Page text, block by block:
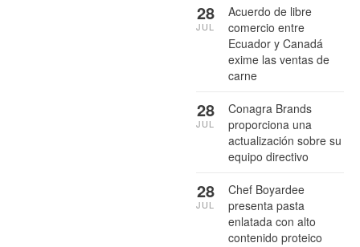
Acuerdo de libre
comercio entre
Ecuador y Canadá
exime las ventas de
carne
28
JUL
Conagra Brands
proporciona una
actualización sobre su
equipo directivo
28
JUL
Chef Boyardee
presenta pasta
enlatada con alto
contenido proteico
28
JUL